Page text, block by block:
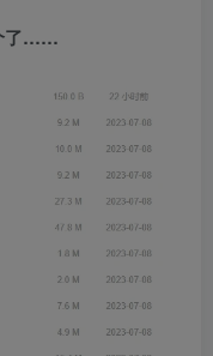
了……